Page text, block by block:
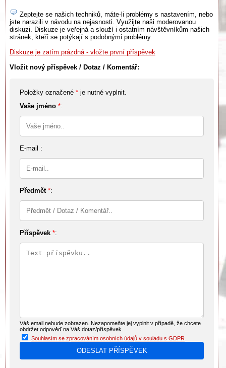
Zeptejte se našich techniků, máte-li problémy s nastavením, nebo
jste narazili v návodu na nejasnosti. Využijte naši moderovanou
diskuzi. Diskuze je veřejná a slouží i ostatním návštěvníkům našich
stránek, kteří se potýkají s podobnými problémy.
Diskuze je zatím prázdná - vložte první příspěvek
Vložit nový příspěvek / Dotaz / Komentář:
Položky označené * je nutné vyplnit.
Vaše jméno *:
E-mail :
Předmět *:
Příspěvek *:
Váš email nebude zobrazen. Nezapomeňte jej vyplnit v případě, že chcete
obdržet odpověď na Váš dotaz/příspěvek.
Souhlasím se zpracováním osobních údajů v souladu s GDPR